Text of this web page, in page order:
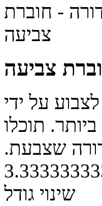
- חוברת
צביעה
צביעה
על ידי
תוכלו
שצבעת.
שינוי גודל